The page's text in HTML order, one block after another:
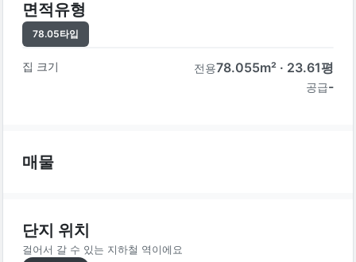
면적유형
78.05타입
집 크기 전용78.055m² · 23.61평
공급-
매물
단지 위치
걸어서 갈 수 있는 지하철 역이에요